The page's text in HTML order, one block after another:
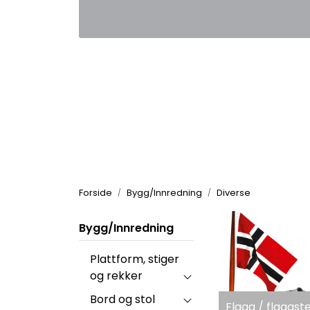
Forside Bygg/Innredning Diverse
Bygg/Innredning
Plattform, stiger
og rekker
Bord og stol